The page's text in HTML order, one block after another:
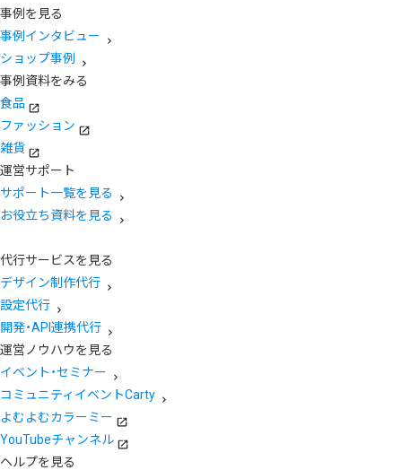
事例を見る
事例インタビュー
ショップ事例
事例資料をみる
食品
ファッション
雑貨
運営サポート
サポート一覧を見る
お役立ち資料を見る
代行サービスを見る
デザイン制作代行
設定代行
開発・API連携代行
運営ノウハウを見る
イベント・セミナー
コミュニティイベントCarty
よむよむカラーミー
YouTubeチャンネル
ヘルプを見る